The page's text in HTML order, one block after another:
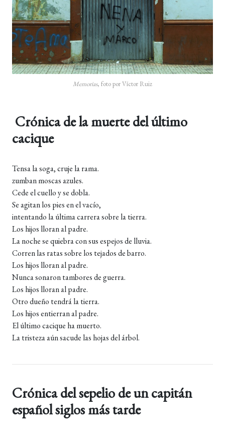
Memorias, foto por Víctor Ruiz
Crónica de la muerte del último
cacique
Tensa la soga, cruje la rama.
zumban moscas azules.
Cede el cuello y se dobla.
Se agitan los pies en el vacío,
intentando la última carrera sobre la tierra.
Los hijos lloran al padre.
La noche se quiebra con sus espejos de lluvia.
Corren las ratas sobre los tejados de barro.
Los hijos lloran al padre.
Nunca sonaron tambores de guerra.
Los hijos lloran al padre.
Otro dueño tendrá la tierra.
Los hijos entierran al padre.
El último cacique ha muerto.
La tristeza aún sacude las hojas del árbol.
Crónica del sepelio de un capitán
español siglos más tarde